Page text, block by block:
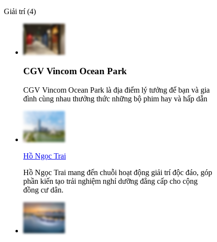
Giải trí (4)
CGV Vincom Ocean Park
CGV Vincom Ocean Park là địa điểm lý tưởng để bạn và gia
đình cùng nhau thưởng thức những bộ phim hay và hấp dẫn
Hồ Ngọc Trai
Hồ Ngọc Trai mang đến chuỗi hoạt động giải trí độc đáo, góp
phần kiến tạo trải nghiệm nghỉ dưỡng đẳng cấp cho cộng
đồng cư dân.